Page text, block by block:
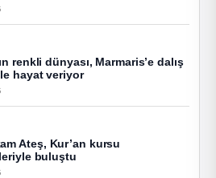
renkli dünyası, Marmaris’e dalış
hayat veriyor
Ateş, Kur’an kursu
buluştu